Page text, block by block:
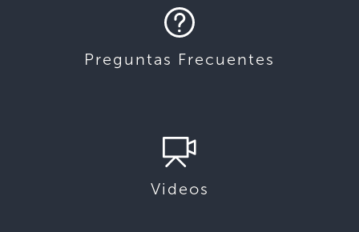
Preguntas Frecuentes
Videos